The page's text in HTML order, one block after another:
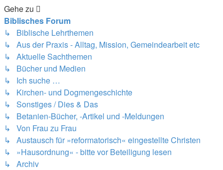
Gehe zu
Biblisches Forum
↳ Biblische Lehrthemen
↳ Aus der Praxis - Alltag, Mission, Gemeindearbeit etc
↳ Aktuelle Sachthemen
↳ Bücher und Medien
↳ Ich suche …
↳ Kirchen- und Dogmengeschichte
↳ Sonstiges / Dies & Das
↳ Betanien-Bücher, -Artikel und -Meldungen
↳ Von Frau zu Frau
↳ Austausch für »reformatorisch« eingestellte Christen
↳ »Hausordnung« - bitte vor Beteiligung lesen
↳ Archiv